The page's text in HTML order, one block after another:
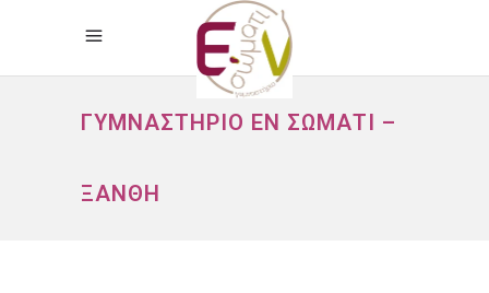
ΓΥΜΝΑΣΤΉΡΙΟ ΕΝ ΣΏΜΑΤΙ –
ΞΆΝΘΗ